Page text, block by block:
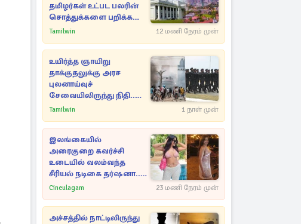
தமிழர்கள் உட்பட பலரின்
சொத்துக்களை பறிக்க
நடவடிக்கை
Tamilwin 12 மணி நேரம் முன்
உயிர்த்த ஞாயிறு
தாக்குதலுக்கு அரச
புலனாய்வுச்
சேவையிலிருந்து நிதி..
வெளியான அதிர்ச்சி
Tamilwin 1 நாள் முன்
இலங்கையில்
அரைகுறை கவர்ச்சி
உடையில் வலம்வந்த
சீரியல் நடிகை தர்ஷனா...
அவரே வெளியிட்ட
Cineulagam 23 மணி நேரம் முன்
அச்சத்தில் நாட்டிலிருந்து